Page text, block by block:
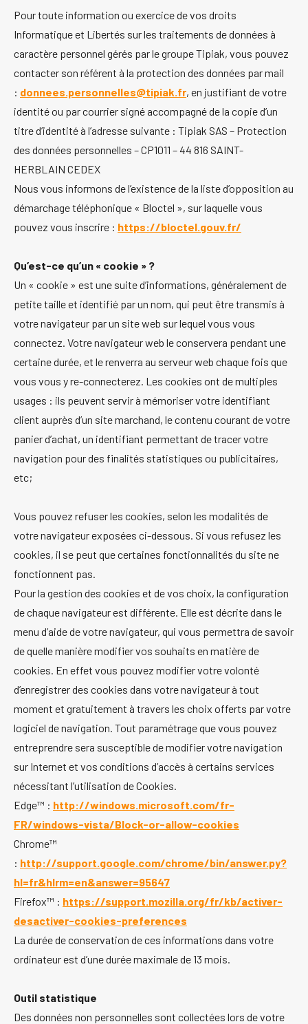
Pour toute information ou exercice de vos droits
Informatique et Libertés sur les traitements de données à
caractère personnel gérés par le groupe Tipiak, vous pouvez
contacter son référent à la protection des données par mail
: donnees.personnelles@tipiak.fr, en justifiant de votre
identité ou par courrier signé accompagné de la copie d’un
titre d’identité à l’adresse suivante : Tipiak SAS – Protection
des données personnelles – CP1011 – 44 816 SAINT-
HERBLAIN CEDEX
Nous vous informons de l’existence de la liste d’opposition au
démarchage téléphonique « Bloctel », sur laquelle vous
pouvez vous inscrire : https://bloctel.gouv.fr/
Qu’est-ce qu’un « cookie » ?
Un « cookie » est une suite d’informations, généralement de
petite taille et identifié par un nom, qui peut être transmis à
votre navigateur par un site web sur lequel vous vous
connectez. Votre navigateur web le conservera pendant une
certaine durée, et le renverra au serveur web chaque fois que
vous vous y re-connecterez. Les cookies ont de multiples
usages : ils peuvent servir à mémoriser votre identifiant
client auprès d’un site marchand, le contenu courant de votre
panier d’achat, un identifiant permettant de tracer votre
navigation pour des finalités statistiques ou publicitaires,
etc;
Vous pouvez refuser les cookies, selon les modalités de
votre navigateur exposées ci-dessous. Si vous refusez les
cookies, il se peut que certaines fonctionnalités du site ne
fonctionnent pas.
Pour la gestion des cookies et de vos choix, la configuration
de chaque navigateur est différente. Elle est décrite dans le
menu d’aide de votre navigateur, qui vous permettra de savoir
de quelle manière modifier vos souhaits en matière de
cookies. En effet vous pouvez modifier votre volonté
d’enregistrer des cookies dans votre navigateur à tout
moment et gratuitement à travers les choix offerts par votre
logiciel de navigation. Tout paramétrage que vous pouvez
entreprendre sera susceptible de modifier votre navigation
sur Internet et vos conditions d’accès à certains services
nécessitant l’utilisation de Cookies.
Edge™ : http://windows.microsoft.com/fr-
FR/windows-vista/Block-or-allow-cookies
Chrome™
: http://support.google.com/chrome/bin/answer.py?
hl=fr&hlrm=en&answer=95647
Firefox™ : https://support.mozilla.org/fr/kb/activer-
desactiver-cookies-preferences
La durée de conservation de ces informations dans votre
ordinateur est d’une durée maximale de 13 mois.
Outil statistique
Des données non personnelles sont collectées lors de votre